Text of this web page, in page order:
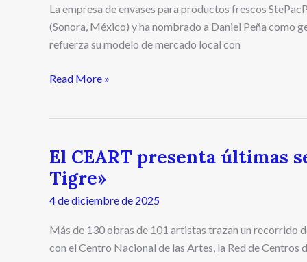
La empresa de envases para productos frescos
(Sonora, México) y ha nombrado a Daniel Peña como
refuerza su modelo de mercado local con
Read More »
El CEART presenta últimas
Tigre»
4 de diciembre de 2025
Más de 130 obras de 101 artistas trazan un recorrido
con el Centro Nacional de las Artes, la Red de Centros
El
CEART
presenta
últimas
semanas